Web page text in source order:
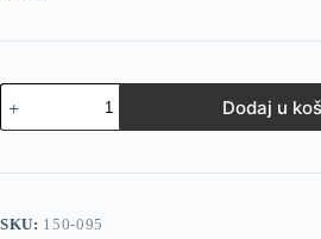
Dodaj u
SKU: 150-095